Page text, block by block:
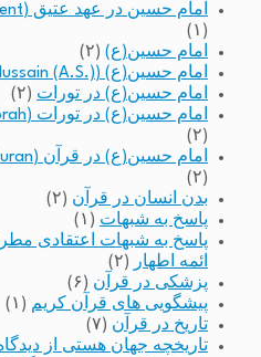
امام حسین در عهد عتیق (Imam Hossein in Old Testament)
(۱)
امام حسین(ع) (۲)
امام حسین(ع) (Imam Hussain (A.S.))
امام حسین(ع) در تورات (۲)
امام حسین(ع) در تورات (Imam Hussain (A.S.) in the Torah)
(۲)
امام حسین(ع) در قرآن (Imam Hussain (A.S.) in the Quran)
(۲)
بدن انسان در قرآن (۲)
پاسخ به شبهات (۱)
پاسخ به شبهات اعتقادی
ائمه اطهار
(۲)
پزشکی در قرآن (۶)
پیشگویی های قرآن کریم (۱)
تاریخ در قرآن (۷)
تاریخچه جهان هستی از